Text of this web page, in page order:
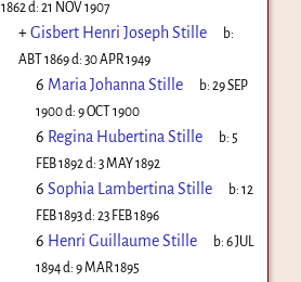
1862 d: 21 NOV 1907
+Gisbert Henri Joseph Stille
b:
ABT 1869d: 30 APR 1949
6 Maria Johanna Stille b:29 SEP
1900d: 9 OCT 1900
6 Regina Hubertina Stille b: 5
FEB 1892 d: 3 MAY 1892
6 Sophia Lambertina Stille b:12
FEB 1893d: 23 FEB 1896
6 Henri Guillaume Stille b:6 JUL
1894d: 9 MAR 1895